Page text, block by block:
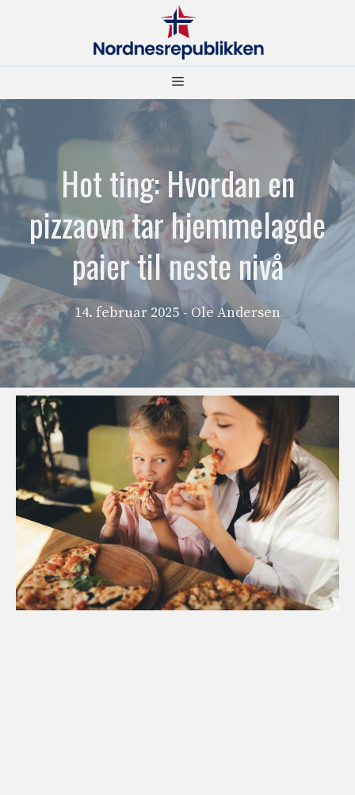
Meny
Hot ting: Hvordan en
pizzaovn tar hjemmelagde
paier til neste nivå
14. februar 2025 - Ole Andersen